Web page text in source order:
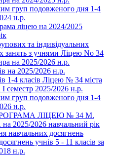
груп подовженого дня 1-4
н.р.
ліцею на 2024/2025
та індивідуальних
занять з учнями Ліцею No 34
на 2025/2026 н.р.
на 2025/2026 н.р.
1-4 класів Ліцею № 34 міста
семестр 2025/2026 н.р.
груп подовженого дня 1-4
н.р.
ЛІЦЕЮ № 34 М.
2025/2026 навчальний рік
навчальних досягнень
учнів 5 - 11 класів за
н.р.